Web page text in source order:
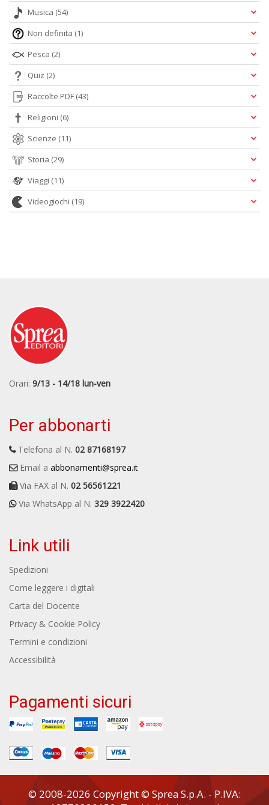
Musica (54)
Non definita (1)
Pesca (2)
Quiz (2)
Raccolte PDF (43)
Religioni (6)
Scienze (11)
Storia (29)
Viaggi (11)
Videogiochi (19)
Orari: 9/13 - 14/18 lun-ven
Per abbonarti
Telefona al N. 02 87168197
Email a abbonamenti@sprea.it
Via FAX al N. 02 56561221
Via WhatsApp al N. 329 3922420
Link utili
Spedizioni
Come leggere i digitali
Carta del Docente
Privacy & Cookie Policy
Termini e condizioni
Accessibilità
Pagamenti sicuri
© 2008-2026 Copyright © Sprea S.p.A. - P.IVA: